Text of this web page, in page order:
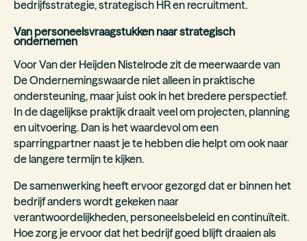
bedrijfsstrategie, strategisch HR en recruitment.
Van personeelsvraagstukken naar strategisch
ondernemen
Voor Van der Heijden Nistelrode zit de meerwaarde van
De Ondernemingswaarde niet alleen in praktische
ondersteuning, maar juist ook in het bredere perspectief.
In de dagelijkse praktijk draait veel om projecten, planning
en uitvoering. Dan is het waardevol om een
sparringpartner naast je te hebben die helpt om ook naar
de langere termijn te kijken.
De samenwerking heeft ervoor gezorgd dat er binnen het
bedrijf anders wordt gekeken naar
verantwoordelijkheden, personeelsbeleid en continuïteit.
Hoe zorg je ervoor dat het bedrijf goed blijft draaien als